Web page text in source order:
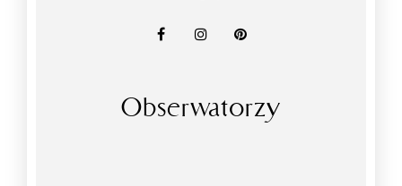
Obserwatorzy